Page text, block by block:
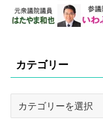
カテゴリー